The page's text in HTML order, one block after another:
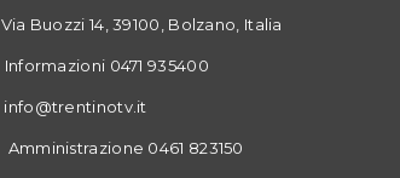
Via Buozzi 14, 39100, Bolzano, Italia
Informazioni 0471 935400
info@trentinotv.it
Amministrazione 0461 823150